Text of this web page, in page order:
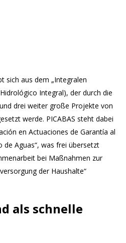
sich aus dem „Integralen
Integral), der durch die
drei weiter große Projekte von
werde. PICABAS steht dabei
en Actuaciones de Garantía al
Aguas“, was frei übersetzt
bei Maßnahmen zur
der Haushalte“
als schnelle